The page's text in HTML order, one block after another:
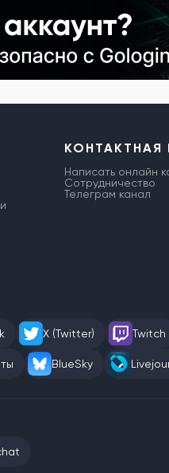
Написать онлайн
Сотрудничество
Телеграм канал
X (Twitter) Twitch
BlueSky